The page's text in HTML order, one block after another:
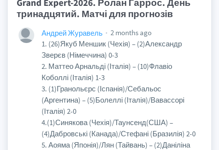
Grand Expert-2026. Ролан Гаррос. День
тринадцятий. Матчі для прогнозів
Андрей Журавель
2 months ago
1. (26)Якуб Меншик (Чехія) – (2)Александр
Зверєв (Німеччина) 0-3
2. Маттео Арнальді (Італія) – (10)Флавіо
Коболлі (Італія) 1-3
3. (1)Гранольєрс (Іспанія)/Себальос
(Аргентина) – (5)Болеллі (Італія)/Вавассорі
(Італія) 2-0
4.(1)Синякова (Чехія)/Таунсенд(США) –
(4)Дабровські (Канада)/Стефані (Бразилія) 2-0
5. Аояма (Японія)/Лян (Тайвань) – (2)Даніліна